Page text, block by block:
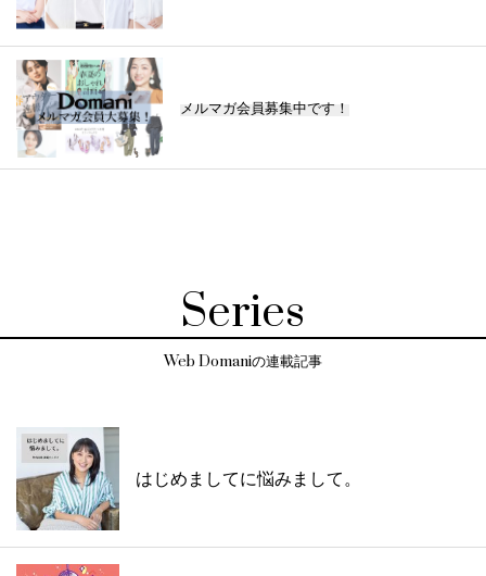
メルマガ会員募集中です！
Series
Web Domaniの連載記事
はじめましてに悩みまして。